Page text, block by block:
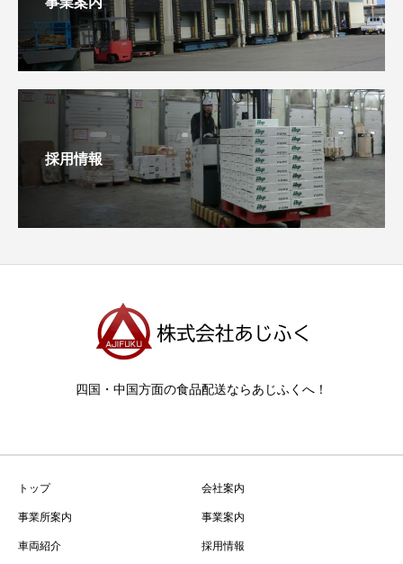
採用情報
四国・中国方面の食品配送ならあじふくへ！
トップ
会社案内
事業所案内
事業案内
車両紹介
採用情報